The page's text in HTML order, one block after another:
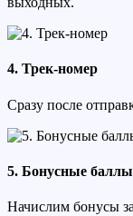
4. Трек-номер
Сразу после
5. Бонусные баллы
Начислим бонусы